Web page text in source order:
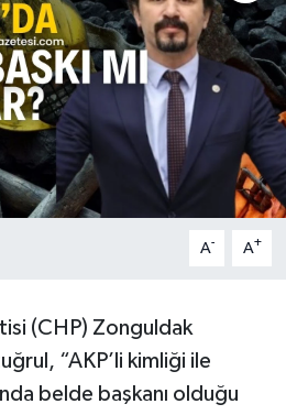
A- A+
(CHP) Zonguldak
“AKP’li kimliği ile
belde başkanı olduğu